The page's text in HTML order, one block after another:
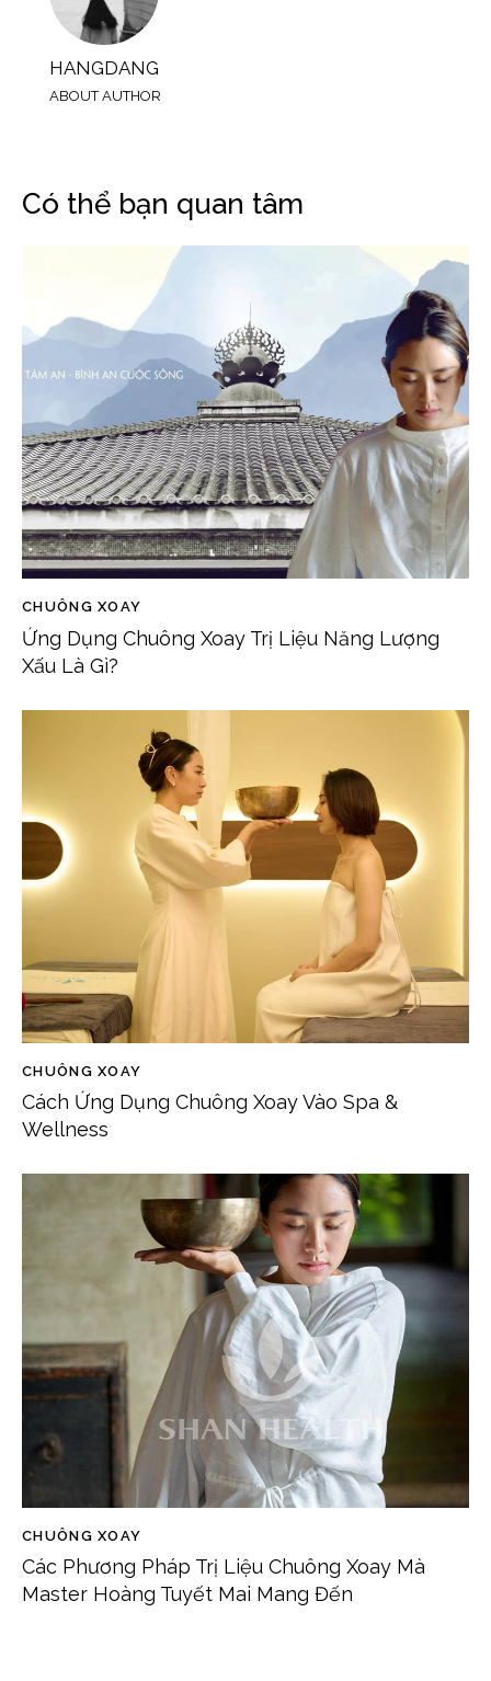
HANGDANG
ABOUT AUTHOR
Có thể bạn quan tâm
CHUÔNG XOAY
Ứng Dụng Chuông Xoay Trị Liệu Năng Lượng
Xấu Là Gì?
CHUÔNG XOAY
Cách Ứng Dụng Chuông Xoay Vào Spa &
Wellness
CHUÔNG XOAY
Các Phương Pháp Trị Liệu Chuông Xoay Mà
Master Hoàng Tuyết Mai Mang Đến